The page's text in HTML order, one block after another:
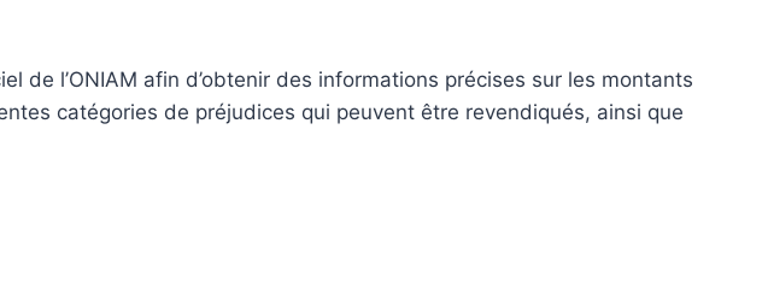
de l’ONIAM afin d’obtenir des informations précises sur les montants
catégories de préjudices qui peuvent être revendiqués, ainsi que